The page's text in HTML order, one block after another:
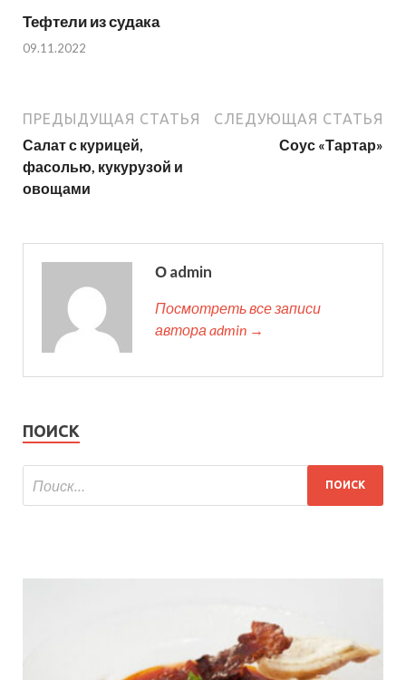
Тефтели из судака
09.11.2022
ПРЕДЫДУЩАЯ СТАТЬЯ
Салат с курицей,
фасолью, кукурузой и
овощами
СЛЕДУЮЩАЯ СТАТЬЯ
Соус «Тартар»
О admin
Посмотреть все записи
автора admin →
ПОИСК